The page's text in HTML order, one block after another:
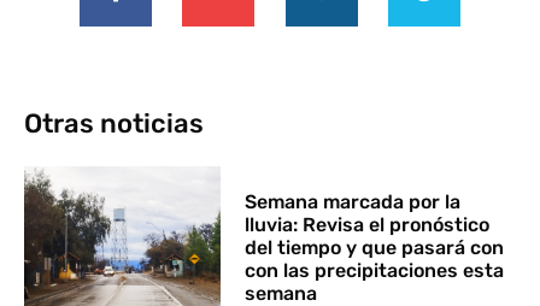
Otras noticias
Semana marcada por la
lluvia: Revisa el pronóstico
del tiempo y que pasará con
con las precipitaciones esta
semana